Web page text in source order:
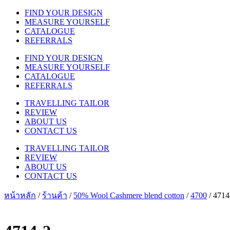
FIND YOUR DESIGN
MEASURE YOURSELF
CATALOGUE
REFERRALS
FIND YOUR DESIGN
MEASURE YOURSELF
CATALOGUE
REFERRALS
TRAVELLING TAILOR
REVIEW
ABOUT US
CONTACT US
TRAVELLING TAILOR
REVIEW
ABOUT US
CONTACT US
หน้าหลัก / ร้านค้า / 50% Wool Cashmere blend cotton /4700 /